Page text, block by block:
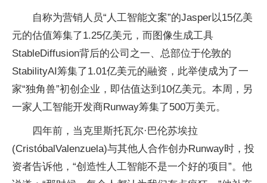
自称为营销人员“人工智能文案”的Jasper以15亿美
元的估值筹集了1.25亿美元，而图像生成工具
StableDiffusion背后的公司之一、总部位于伦敦的
StabilityAI筹集了1.01亿美元的融资，此举使成为了一
家“独角兽”初创企业，即估值达到10亿美元。本周，另
一家人工智能开发商Runway筹集了500万美元。
四年前，当克里斯托瓦尔·巴伦苏埃拉
(CristóbalValenzuela)与其他人合作创办Runway时，投
资者告诉他，“创造性人工智能不是一个好的项目”。他